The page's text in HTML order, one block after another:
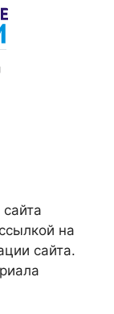
на
сайта.